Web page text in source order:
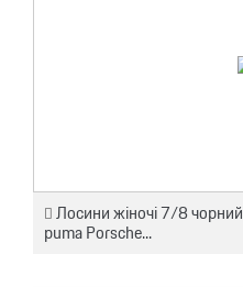
Лосини жіночі 7/8 чорний
puma Porsche...